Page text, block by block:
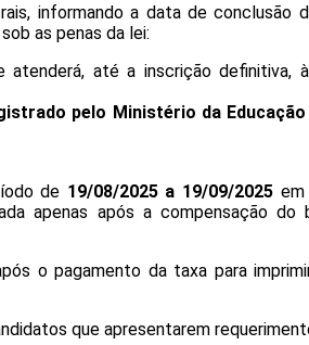
informando a data de conclusão
as penas da lei:
até a inscrição definitiva,
pelo Ministério da Educação
de 19/08/2025 a 19/09/2025 em
apenas após a compensação
o pagamento da taxa para
que apresentarem